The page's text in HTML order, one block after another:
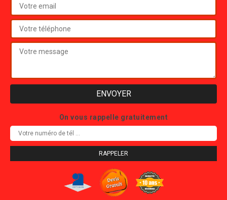
On vous rappelle gratuitement